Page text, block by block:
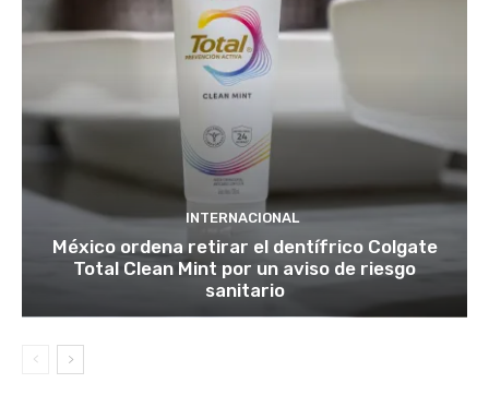
INTERNACIONAL
México ordena retirar el dentífrico Colgate
Total Clean Mint por un aviso de riesgo
sanitario